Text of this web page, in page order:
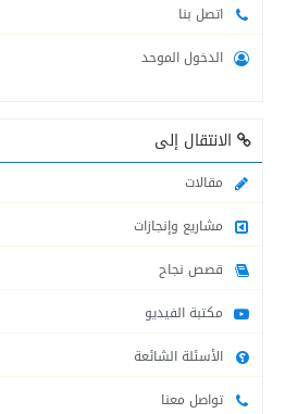
التنمية الاجتماعية تنشر
اتصل بنا
الدخول الموحد
الانتقال إلى
مقالات
مشاريع وإنجازات
قصص نجاح
مكتبة الفيديو
الأسئلة الشائعة
تواصل معنا